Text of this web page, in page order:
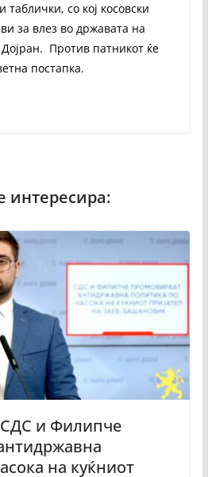
таблички, со кој косовски
за влез во државата на
Против патникот ќе
постапка.
и Филипче
на куќниот